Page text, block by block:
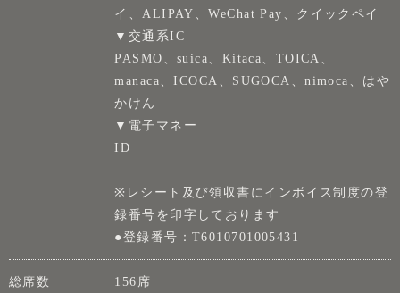
イ、ALIPAY、WeChat Pay、クイックペイ
▼交通系IC
PASMO、suica、Kitaca、TOICA、
manaca、ICOCA、SUGOCA、nimoca、はや
かけん
▼電子マネー
ID
※レシート及び領収書にインボイス制度の登
録番号を印字しております
●登録番号：T6010701005431
総席数
156席